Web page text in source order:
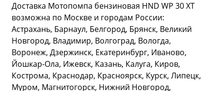
Доставка Мотопомпа бензиновая HND WP 30 XT
возможна по Москве и городам России:
Астрахань, Барнаул, Белгород, Брянск, Великий
Новгород, Владимир, Волгоград, Вологда,
Воронеж, Дзержинск, Екатеринбург, Иваново,
Йошкар-Ола, Ижевск, Казань, Калуга, Киров,
Кострома, Краснодар, Красноярск, Курск, Липецк,
Муром, Магнитогорск, Нижний Новгород,